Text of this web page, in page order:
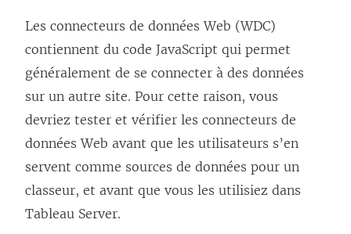
Les connecteurs de données Web (WDC)
contiennent du code JavaScript qui permet
généralement de se connecter à des données
sur un autre site. Pour cette raison, vous
devriez tester et vérifier les connecteurs de
données Web avant que les utilisateurs s’en
servent comme sources de données pour un
classeur, et avant que vous les utilisiez dans
Tableau Server.